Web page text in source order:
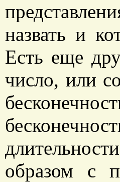
назвать и
Есть еще
число, или
образом с